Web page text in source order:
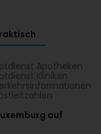
Apotheken
Kliniken
auf